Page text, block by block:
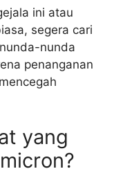
ini atau
segera cari
nunda
penanganan
yang